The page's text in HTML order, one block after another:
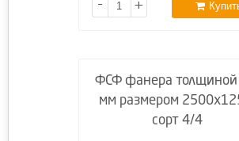
- +
ФСФ фанера толщиной
мм размером
сорт 4/4